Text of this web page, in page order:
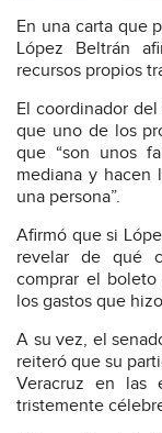
En una carta que
López Beltrán
recursos propios
El coordinador
que uno de los
que “son unos
mediana y hacen
una persona”.
Afirmó que si
revelar de qué
comprar el
los gastos que
A su vez, el
reiteró que su
Veracruz en las
tristemente